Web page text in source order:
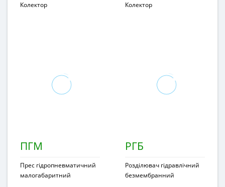
Колектор Колектор
ПГМ
Прес гідропневматичний
малогабаритний
РГБ
Розділювач гідравлічний
безмембранний